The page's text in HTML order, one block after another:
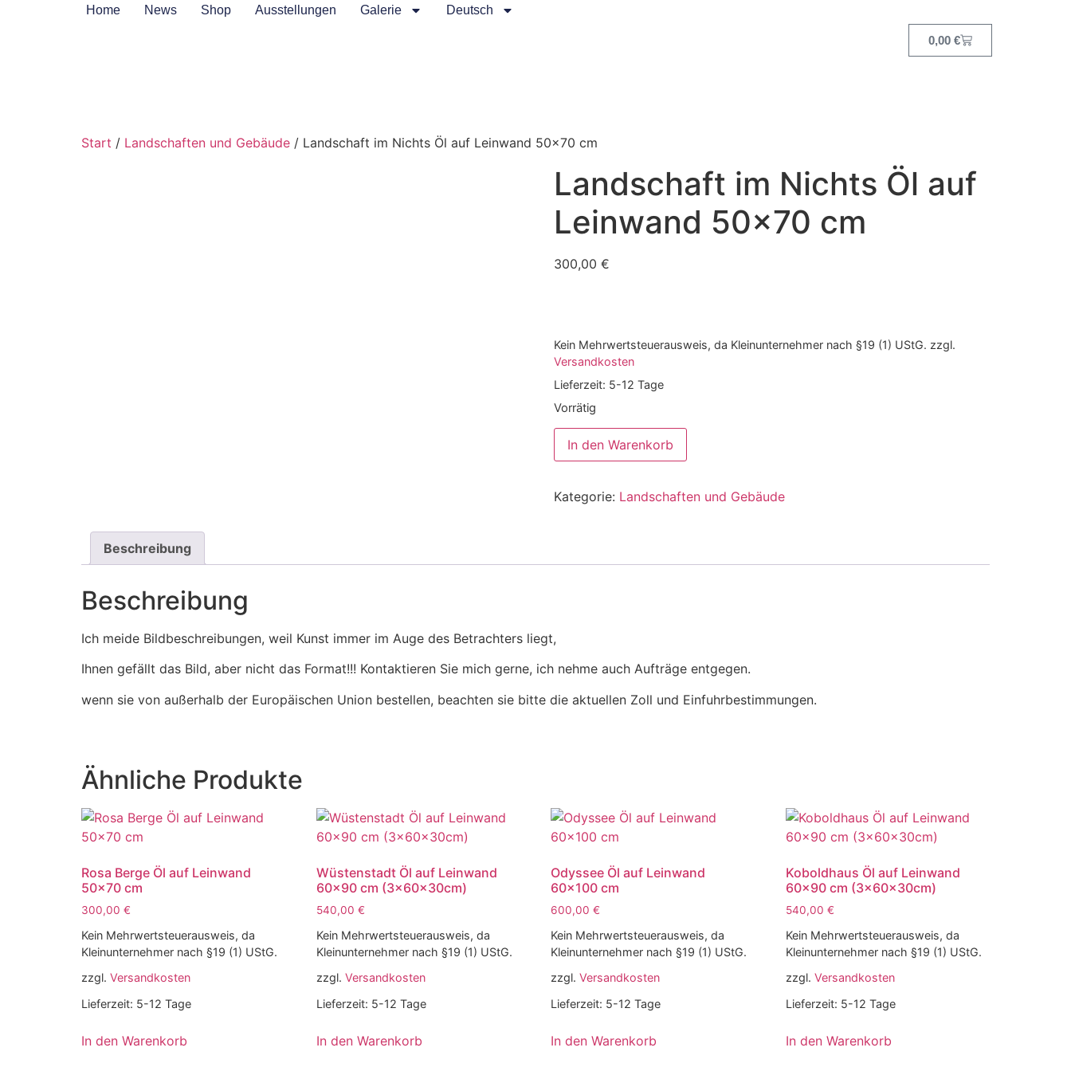
Home News Shop Ausstellungen Galerie Deutsch
0,00€
Start / Landschaften und Gebäude / Landschaft im Nichts Öl auf Leinwand 50×70 cm
Landschaft im Nichts Öl auf
Leinwand 50×70 cm
300,00 €
Kein Mehrwertsteuerausweis, da Kleinunternehmer nach §19 (1) UStG. zzgl.
Versandkosten
Lieferzeit: 5-12 Tage
Vorrätig
In den Warenkorb
Kategorie: Landschaften und Gebäude
Beschreibung
Beschreibung
Ich meide Bildbeschreibungen, weil Kunst immer im Auge des Betrachters liegt,
Ihnen gefällt das Bild, aber nicht das Format!!! Kontaktieren Sie mich gerne, ich nehme auch Aufträge entgegen.
wenn sie von außerhalb der Europäischen Union bestellen, beachten sie bitte die aktuellen Zoll und Einfuhrbestimmungen.
Ähnliche Produkte
Rosa Berge Öl auf Leinwand
50×70 cm
300,00 €
Kein Mehrwertsteuerausweis, da
Kleinunternehmer nach §19 (1) UStG.
zzgl. Versandkosten
Lieferzeit: 5-12 Tage
In den Warenkorb
Wüstenstadt Öl auf Leinwand
60×90 cm (3x60x30cm)
540,00 €
Kein Mehrwertsteuerausweis, da
Kleinunternehmer nach §19 (1) UStG.
zzgl. Versandkosten
Lieferzeit: 5-12 Tage
In den Warenkorb
Odyssee Öl auf Leinwand
60×100 cm
600,00€
Kein Mehrwertsteuerausweis, da
Kleinunternehmer nach §19 (1) UStG.
zzgl.Versandkosten
Lieferzeit: 5-12 Tage
In den Warenkorb
Koboldhaus Öl auf Leinwand
60×90 cm (3x60x30cm)
540,00€
Kein Mehrwertsteuerausweis, da
Kleinunternehmer nach §19 (1) UStG.
zzgl.Versandkosten
Lieferzeit: 5-12 Tage
In den Warenkorb